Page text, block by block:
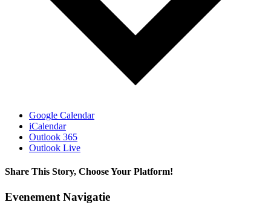
Google Calendar
iCalendar
Outlook 365
Outlook Live
Share This Story, Choose Your Platform!
Facebook
Pinterest
E-
Evenement Navigatie